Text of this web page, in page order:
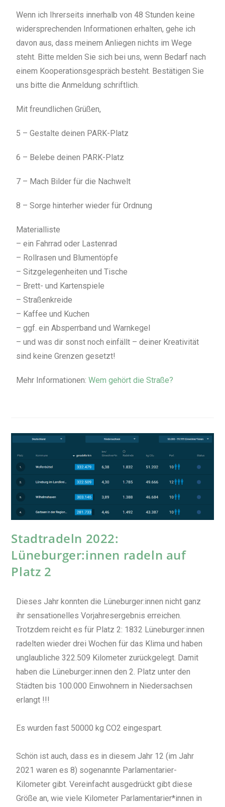
Wenn ich Ihrerseits innerhalb von 48 Stunden keine
widersprechenden Informationen erhalten, gehe ich
davon aus, dass meinem Anliegen nichts im Wege
steht. Bitte melden Sie sich bei uns, wenn Bedarf nach
einem Kooperationsgespräch besteht. Bestätigen Sie
uns bitte die Anmeldung schriftlich.
Mit freundlichen Grüßen,
5 – Gestalte deinen PARK-Platz
6 – Belebe deinen PARK-Platz
7 – Mach Bilder für die Nachwelt
8 – Sorge hinterher wieder für Ordnung
Materialliste
– ein Fahrrad oder Lastenrad
– Rollrasen und Blumentöpfe
– Sitzgelegenheiten und Tische
– Brett- und Kartenspiele
– Straßenkreide
– Kaffee und Kuchen
– ggf. ein Absperrband und Warnkegel
– und was dir sonst noch einfällt – deiner Kreativität
sind keine Grenzen gesetzt!
Mehr Informationen:Wem gehört die Straße?
Stadtradeln 2022:
Lüneburger:innen radeln auf
Platz 2
Dieses Jahr konnten die Lüneburger:innen nicht ganz
ihr sensationelles Vorjahresergebnis erreichen.
Trotzdem reicht es für Platz 2: 1832 Lüneburger:innen
radelten wieder drei Wochen für das Klima und haben
unglaubliche 322.509 Kilometer zurückgelegt. Damit
haben die Lüneburger:innen den 2. Platz unter den
Städten bis 100.000 Einwohnern in Niedersachsen
erlangt !!!
Es wurden fast 50000 kg CO2 eingespart.
Schön ist auch, dass es in diesem Jahr 12 (im Jahr
2021 waren es 8) sogenannte Parlamentarier-
Kilometer gibt. Vereinfacht ausgedrückt gibt diese
Größe an, wie viele Kilometer Parlamentarier*innen in